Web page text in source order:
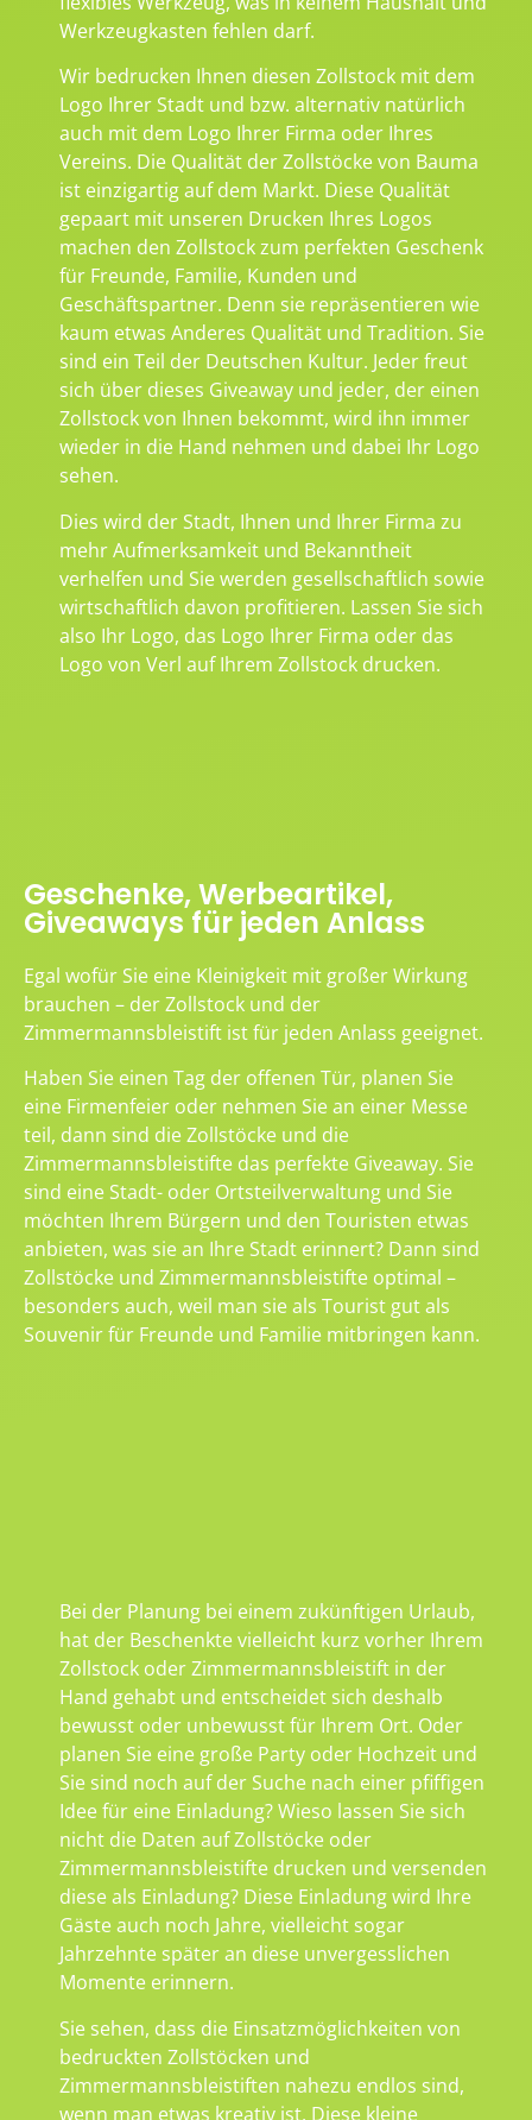
Werkzeugkasten fehlen darf.
Wir bedrucken Ihnen diesen Zollstock mit dem
Logo Ihrer Stadt und bzw. alternativ natürlich
auch mit dem Logo Ihrer Firma oder Ihres
Vereins. Die Qualität der Zollstöcke von Bauma
ist einzigartig auf dem Markt. Diese Qualität
gepaart mit unseren Drucken Ihres Logos
machen den Zollstock zum perfekten Geschenk
für Freunde, Familie, Kunden und
Geschäftspartner. Denn sie repräsentieren wie
kaum etwas Anderes Qualität und Tradition. Sie
sind ein Teil der Deutschen Kultur. Jeder freut
sich über dieses Giveaway und jeder, der einen
Zollstock von Ihnen bekommt, wird ihn immer
wieder in die Hand nehmen und dabei Ihr Logo
sehen.
Dies wird der Stadt, Ihnen und Ihrer Firma zu
mehr Aufmerksamkeit und Bekanntheit
verhelfen und Sie werden gesellschaftlich sowie
wirtschaftlich davon profitieren. Lassen Sie sich
also Ihr Logo, das Logo Ihrer Firma oder das
Logo von Verl auf Ihrem Zollstock drucken.
Geschenke, Werbeartikel,
Giveaways für jeden Anlass
Egal wofür Sie eine Kleinigkeit mit großer Wirkung
brauchen – der Zollstock und der
Zimmermannsbleistift ist für jeden Anlass geeignet.
Haben Sie einen Tag der offenen Tür, planen Sie
eine Firmenfeier oder nehmen Sie an einer Messe
teil, dann sind die Zollstöcke und die
Zimmermannsbleistifte das perfekte Giveaway. Sie
sind eine Stadt- oder Ortsteilverwaltung und Sie
möchten Ihrem Bürgern und den Touristen etwas
anbieten, was sie an Ihre Stadt erinnert? Dann sind
Zollstöcke und Zimmermannsbleistifte optimal –
besonders auch, weil man sie als Tourist gut als
Souvenir für Freunde und Familie mitbringen kann.
Bei der Planung bei einem zukünftigen Urlaub,
hat der Beschenkte vielleicht kurz vorher Ihrem
Zollstock oder Zimmermannsbleistift in der
Hand gehabt und entscheidet sich deshalb
bewusst oder unbewusst für Ihrem Ort. Oder
planen Sie eine große Party oder Hochzeit und
Sie sind noch auf der Suche nach einer pfiffigen
Idee für eine Einladung? Wieso lassen Sie sich
nicht die Daten auf Zollstöcke oder
Zimmermannsbleistifte drucken und versenden
diese als Einladung? Diese Einladung wird Ihre
Gäste auch noch Jahre, vielleicht sogar
Jahrzehnte später an diese unvergesslichen
Momente erinnern.
Sie sehen, dass die Einsatzmöglichkeiten von
bedruckten Zollstöcken und
Zimmermannsbleistiften nahezu endlos sind,
wenn man etwas kreativ ist. Diese kleine